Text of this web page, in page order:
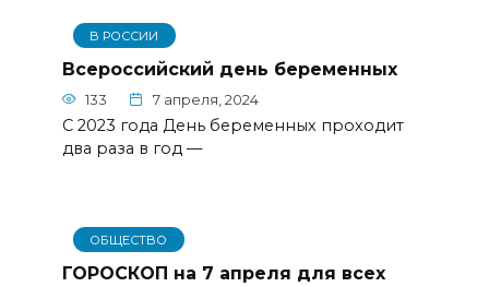
В РОССИИ
Всероссийский день беременных
133 7 апреля, 2024
С 2023 года День беременных проходит
два раза в год —
ОБЩЕСТВО
ГОРОСКОП на 7 апреля для всех